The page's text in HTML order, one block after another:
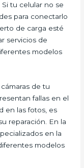
Si tu celular no se
para conectarlo
de carga esté
servicios de
modelos
cámaras de tu
fallas en el
en las fotos, es
reparación. En la
en la
modelos